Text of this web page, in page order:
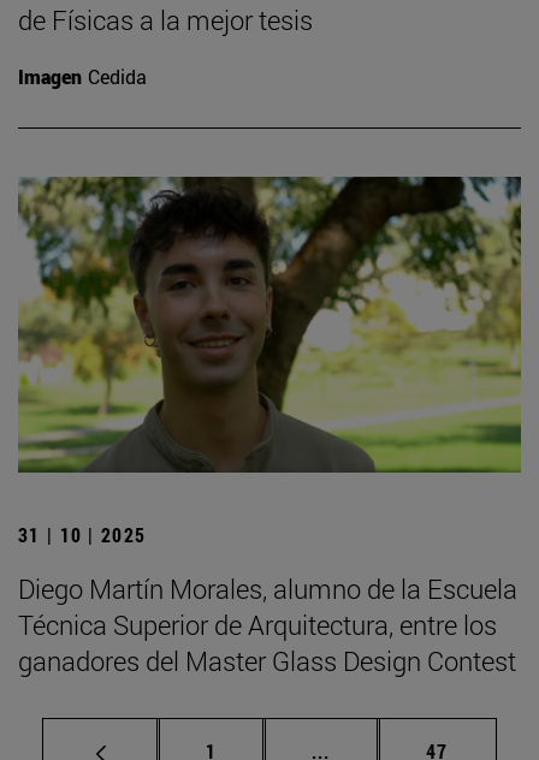
de Físicas a la mejor tesis
Imagen Cedida
31 | 10 | 2025
Diego Martín Morales, alumno de la Escuela
Técnica Superior de Arquitectura, entre los
ganadores del Master Glass Design Contest
Página
1 ... Páginas intermedias
Página
47